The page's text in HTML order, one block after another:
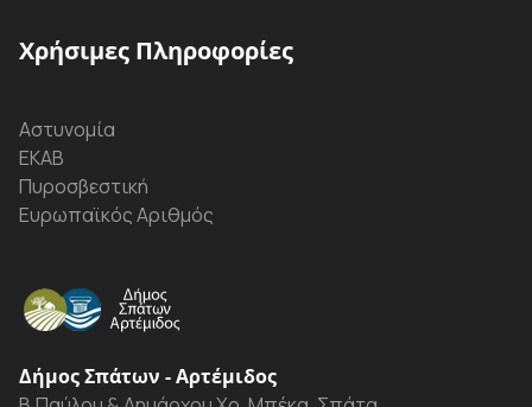
Χρήσιμες Πληροφορίες
Αστυνομία
ΕΚΑΒ
Πυροσβεστική
Ευρωπαϊκός Αριθμός
Δήμος Σπάτων - Αρτέμιδος